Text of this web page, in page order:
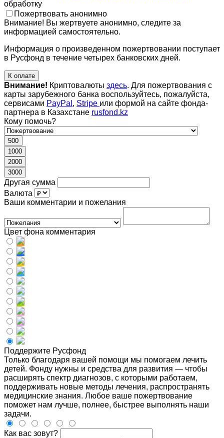
обработку
Пожертвовать анонимно
Внимание! Вы жертвуете анонимно, следите за
информацией самостоятельно.
Информация о произведенном пожертвовании поступает
в Русфонд в течение четырех банковских дней.
К оплате
Внимание! Криптовалюты здесь. Для пожертвования с
карты зарубежного банка воспользуйтесь, пожалуйста,
сервисами PayPal , Stripe или формой на сайте фонда-
партнера в Казахстане rusfond.kz
Кому помочь?
500
1000
2000
3000
Другая сумма
Валюта
Ваши комментарии и пожелания
Цвет фона комментария
Поддержите Русфонд
Только благодаря вашей помощи мы помогаем лечить
детей. Фонду нужны и средства для развития — чтобы
расширять спектр диагнозов, с которыми работаем,
поддерживать новые методы лечения, распространять
медицинские знания. Любое ваше пожертвование
поможет нам лучше, полнее, быстрее выполнять наши
задачи.
Как вас зовут?